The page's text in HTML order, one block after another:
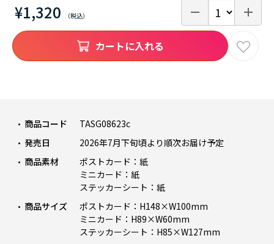
¥1,320
商品コード
TASG08623c
発売日
2026年7月下旬頃より順次お届け予定
商品素材
ポストカード：紙
ミニカード：紙
ステッカーシート：紙
商品サイズ
ポストカード：H148×W100mm
ミニカード：H89×W60mm
ステッカーシート：H85×W127mm
カートに入れる